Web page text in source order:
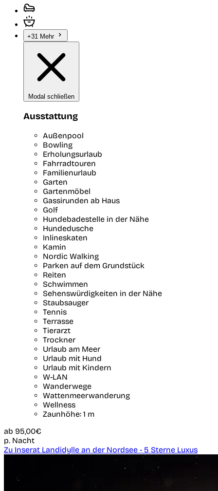
+31 Mehr
Modal schließen
Ausstattung
Außenpool
Bowling
Erholungsurlaub
Fahrradtouren
Familienurlaub
Garten
Gartenmöbel
Gassirunden ab Haus
Golf
Hundebadestelle in der Nähe
Hundedusche
Inlineskaten
Kamin
Nordic Walking
Parken auf dem Grundstück
Reiten
Schwimmen
Sehenswürdigkeiten in der Nähe
Staubsauger
Tennis
Terrasse
Tierarzt
Trockner
Urlaub am Meer
Urlaub mit Hund
Urlaub mit Kindern
W-LAN
Wanderwege
Wattenmeerwanderung
Wellness
Zaunhöhe: 1 m
ab 95,00€
p. Nacht
Zu Inserat Landidylle an der Nordsee - 5 Sterne Luxus